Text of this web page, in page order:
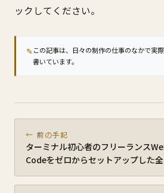
ックしてください。
✎この記事は、日々の制作の仕事のなかで実
書いています。
← 前の手記
ターミナル初心者のフリーランス
Codeをゼロからセットアップした全